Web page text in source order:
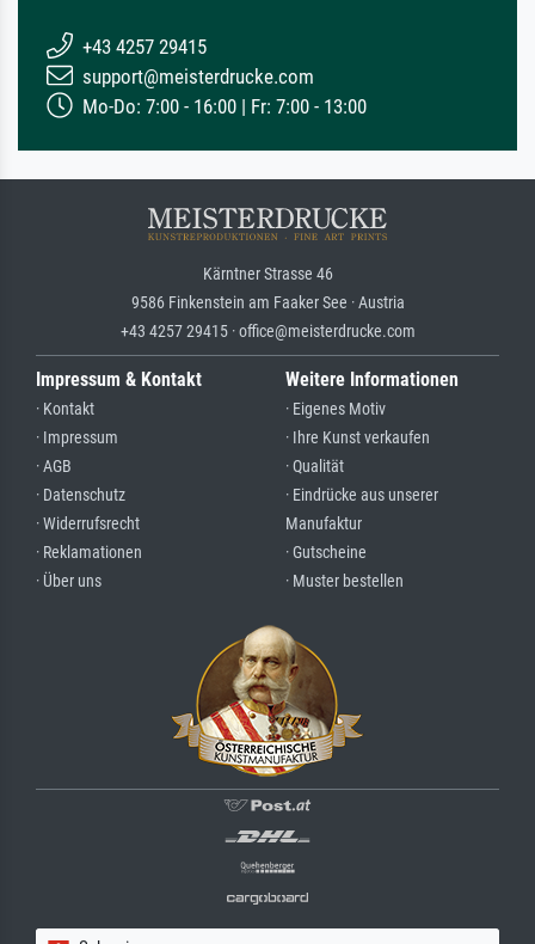
+43 4257 29415
support@meisterdrucke.com
Mo-Do: 7:00 - 16:00 | Fr: 7:00 - 13:00
Kärntner Strasse 46
9586 Finkenstein am Faaker See · Austria
+43 4257 29415 · office@meisterdrucke.com
Impressum & Kontakt
· Kontakt
· Impressum
· AGB
· Datenschutz
· Widerrufsrecht
· Reklamationen
· Über uns
Weitere Informationen
· Eigenes Motiv
· Ihre Kunst verkaufen
· Qualität
· Eindrücke aus unserer
Manufaktur
· Gutscheine
· Muster bestellen